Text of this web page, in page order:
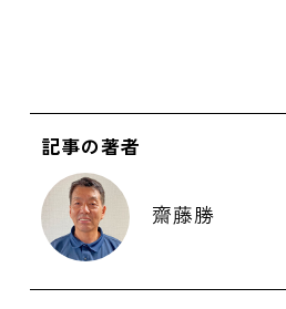
記事の著者
齋藤勝